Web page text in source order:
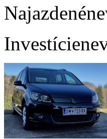
Najazdené
Investície